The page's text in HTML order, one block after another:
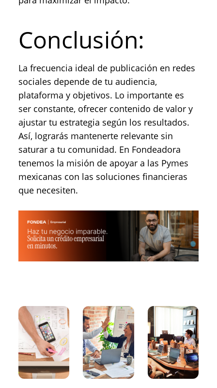
Conclusión:
La frecuencia ideal de publicación en redes
sociales depende de tu audiencia,
plataforma y objetivos. Lo importante es
ser constante, ofrecer contenido de valor y
ajustar tu estrategia según los resultados.
Así, lograrás mantenerte relevante sin
saturar a tu comunidad. En Fondeadora
tenemos la misión de apoyar a las Pymes
mexicanas con las soluciones financieras
que necesiten.